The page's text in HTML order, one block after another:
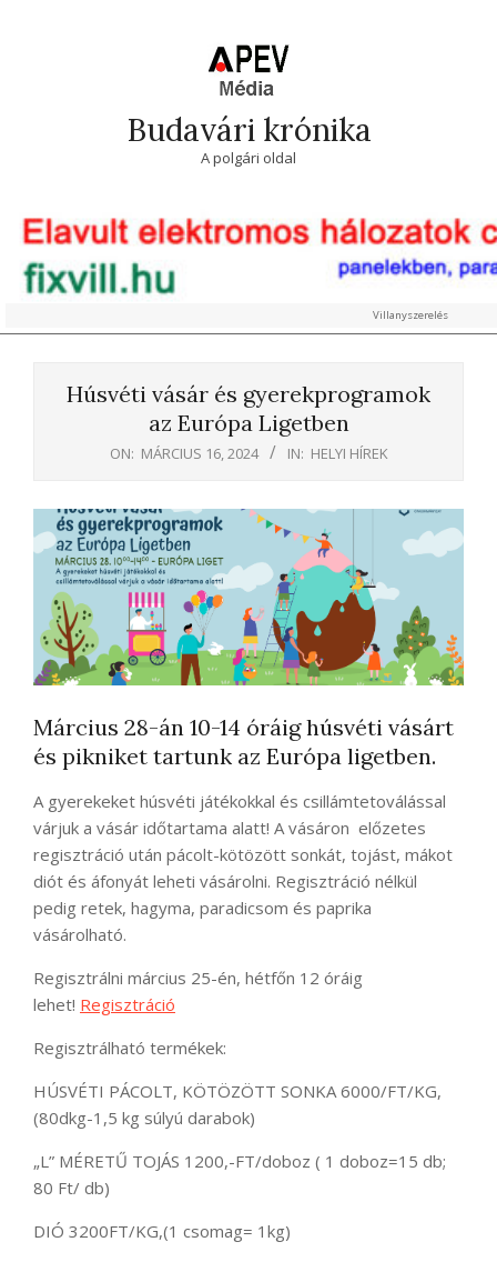
Budavári krónika
A polgári oldal
Villanyszerelés
Húsvéti vásár és gyerekprogramok
az Európa Ligetben
ON: MÁRCIUS 16, 2024 IN: HELYI HÍREK
Március 28-án 10-14 óráig húsvéti vásárt
és pikniket tartunk az Európa ligetben.
A gyerekeket húsvéti játékokkal és csillámtetoválással
várjuk a vásár időtartama alatt! A vásáron előzetes
regisztráció után pácolt-kötözött sonkát, tojást, mákot
diót és áfonyát leheti vásárolni. Regisztráció nélkül
pedig retek, hagyma, paradicsom és paprika
vásárolható.
Regisztrálni március 25-én, hétfőn 12 óráig
lehet! Regisztráció
Regisztrálható termékek:
HÚSVÉTI PÁCOLT, KÖTÖZÖTT SONKA 6000/FT/KG,
(80dkg-1,5 kg súlyú darabok)
„L” MÉRETŰ TOJÁS 1200,-FT/doboz ( 1 doboz=15 db;
80 Ft/ db)
DIÓ 3200FT/KG,(1 csomag= 1kg)